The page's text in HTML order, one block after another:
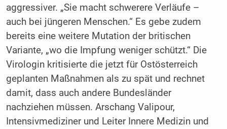
aggressiver. „Sie macht schwerere Verläufe –
auch bei jüngeren Menschen.“ Es gebe zudem
bereits eine weitere Mutation der britischen
Variante, „wo die Impfung weniger schützt.“ Die
Virologin kritisierte die jetzt für Ostösterreich
geplanten Maßnahmen als zu spät und rechnet
damit, dass auch andere Bundesländer
nachziehen müssen. Arschang Valipour,
Intensivmediziner und Leiter Innere Medizin und